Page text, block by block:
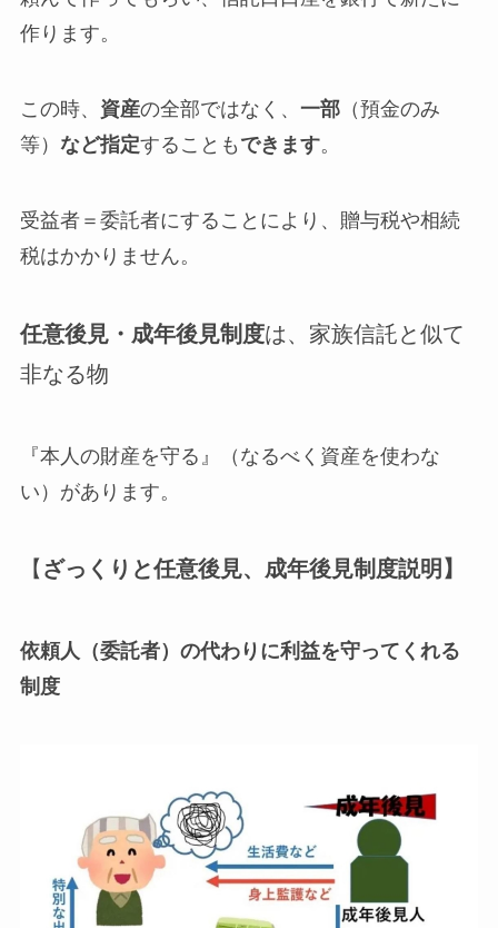
作ります。
この時、 資産の全部ではなく、 一部（預金のみ
等） など指定することも できます。
受益者＝委託者にすることにより、贈与税や相続
税はかかりません。
任意後見・成年後見制度は、家族信託と似て
非なる物
『本人の財産を守る』（なるべく資産を使わな
い）があります。
【 ざっくりと任意後見、成年後見制度説明】
依頼人（委託者）の代わりに利益を守ってくれる
制度